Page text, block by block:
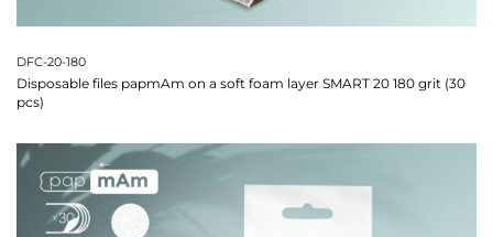
DFC-20-180
Disposable files papmAm on a soft foam layer SMART 20 180 grit (30
pcs)